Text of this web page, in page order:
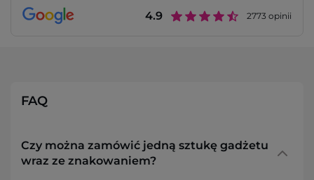
4.9 2773 opinii
FAQ
Czy można zamówić jedną sztukę gadżetu
wraz ze znakowaniem?